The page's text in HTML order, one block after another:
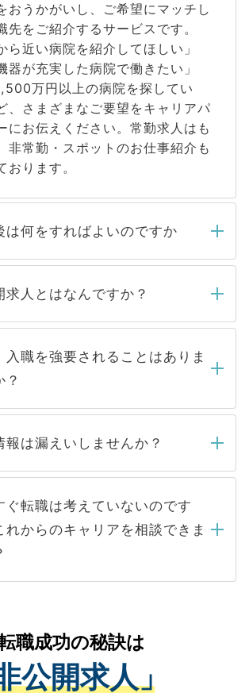
おうかがいし、ご希望にマッチし
先をご紹介するサービスです。
ら近い病院を紹介してほしい」
器が充実した病院で働きたい」
万円以上の病院を探してい
、さまざまなご要望をキャリアパ
にお伝えください。常勤求人はも
非常勤・スポットのお仕事紹介も
おります。
は何をすればよいのですか
ただきましたら、弊社担当者がご
を確認し、その後メールもしくは
常、5営業日以内にはご連絡をせて
ますので、しばらくお待ちくださ
求人とはなんですか？
DOCTORで取り扱っている求人の
割は、Webサイトからご覧いただ
非公開求人」です。非公開求人は
由によって、一般には公開してい
到を避けるため 人気のある医療機
してしまうと、応募が殺到する場
機関が求める条件に合った人材の
紹介会社に依頼するケースが増え
。
入職を強要されることはありま
？
職を強要することは一切ありませ
、仮に応募先から内定をいただい
する必要はありません。内定先へ
連絡はキャリアパートナーが行い
報は漏えいしませんか？
が漏えいすることはありませんの
心ください。当サイトからの登録
集したご登録者様の個人情報は、
キャリアアップおよび転職活動の
的に使用いたします。お預かりし
べての個人データはご本人の許可
情報の取り扱いについての厳密な
を満たした事業者のみに付与され
イバシーマークを取得済みです。
ぐ転職は考えていないのです
れからのキャリアを相談できま
て、現在の医療機関の状況や紹介
じえながら、適切なアドバイスを
ただきます。すぐにご転職をされ
職成功の秘訣は
公開求人」